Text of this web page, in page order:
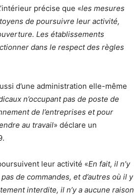
précise que «les mesures
de poursuivre leur activité,
Les établissements
dans le respect des règles
d’une administration elle-même
n’occupant pas de poste de
de l’entreprises et pour
au travail» déclare un
leur activité «En fait, il n’y
de commandes, et d’autres où il y
interdite, il n’y a aucune raison